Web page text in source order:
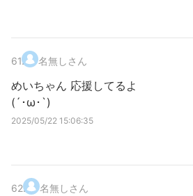
61. 名無しさん
めいちゃん 応援してるよ
(´･ω･`)
2025/05/22 15:06:35
62. 名無しさん